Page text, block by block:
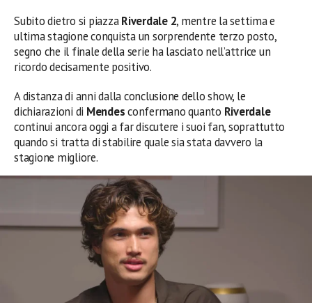
Subito dietro si piazzaRiverdale 2, mentre la settima e
ultima stagione conquista un sorprendente terzo posto,
segno che il finale della serie ha lasciato nell’attrice un
ricordo decisamente positivo.
A distanza di anni dalla conclusione dello show, le
dichiarazioni di Mendesconfermano quanto Riverdale
continui ancora oggi a far discutere i suoi fan, soprattutto
quando si tratta di stabilire quale sia stata davvero la
stagione migliore.